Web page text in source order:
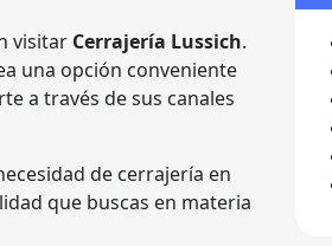
visitar Cerrajería Lussich.
una opción conveniente
a través de sus canales
de cerrajería en
que buscas en materia